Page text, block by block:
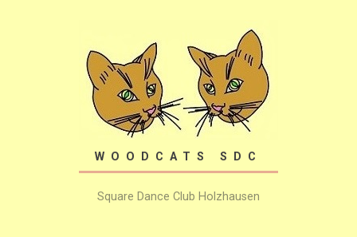
WOODCATS SDC
Square Dance Club Holzhausen